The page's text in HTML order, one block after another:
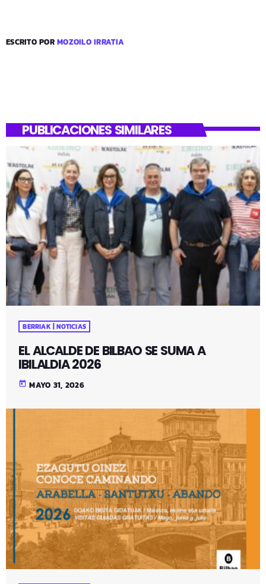
ESCRITO PORMOZOILO IRRATIA
PUBLICACIONES SIMILARES
BERRIAK | NOTICIAS
EL ALCALDE DE BILBAO SE SUMA A
IBILALDIA 2026
today MAYO 31, 2026